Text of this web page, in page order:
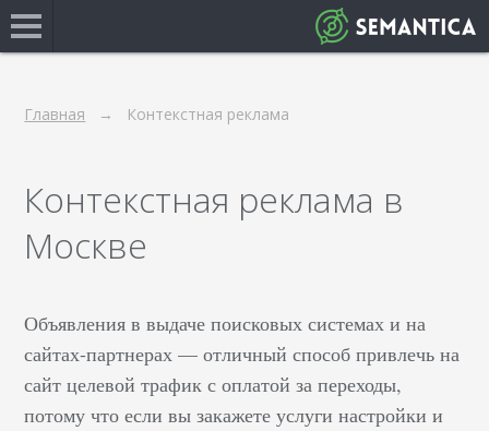
Главная Контекстная реклама
Контекстная реклама в
Москве
Объявления в выдаче поисковых системах и на
сайтах-партнерах — отличный способ привлечь на
сайт целевой трафик с оплатой за переходы,
потому что если вы закажете услуги настройки и